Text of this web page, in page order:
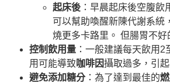
起床後 ：早晨起床後空腹飲
可以幫助喚醒新陳代謝系統
燒更多卡路里。 但腸胃不
控制飲用量 ：一般建議每天飲用2
用可能導致咖啡因攝取過多，引
避免添加糖分：為了達到最佳的